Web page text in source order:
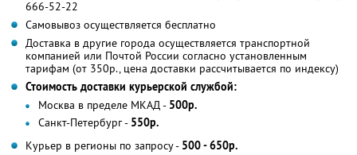
666-52-22
Самовывоз осуществляется бесплатно
Доставка в другие города осуществляется транспортной
компанией или Почтой России согласно установленным
тарифам (от 350р., цена доставки рассчитывается по индексу)
Стоимость доставки курьерской службой:
Москва в пределе МКАД - 500р.
Санкт-Петербург - 550р.
Курьер в регионы по запросу - 500 - 650р.